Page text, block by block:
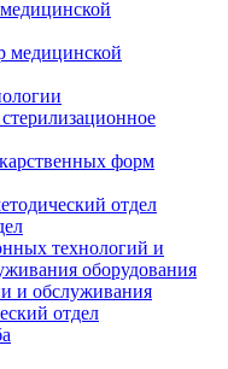
медицинской
форм
отдел
технологий и
оборудования
и обслуживания
отдел